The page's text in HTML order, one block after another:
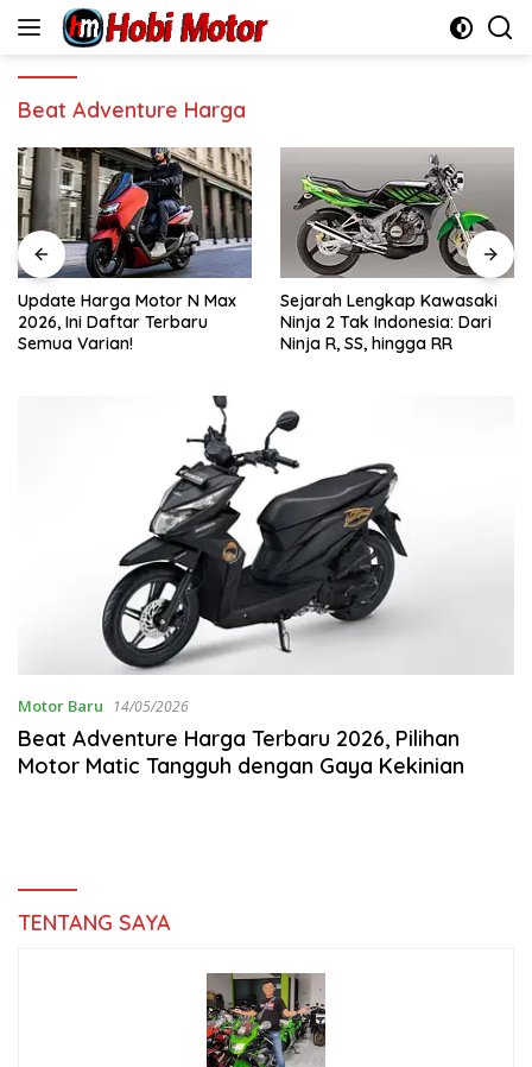
Beat Adventure Harga
Update Harga Motor N Max
2026, Ini Daftar Terbaru
Semua Varian!
Sejarah Lengkap Kawasaki
Ninja 2 Tak Indonesia: Dari
Ninja R, SS, hingga RR
Motor Baru 14/05/2026
Beat Adventure Harga Terbaru 2026, Pilihan
Motor Matic Tangguh dengan Gaya Kekinian
TENTANG SAYA